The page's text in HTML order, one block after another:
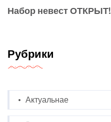
Набор невест ОТКРЫТ!
Рубрики
Актуальнае